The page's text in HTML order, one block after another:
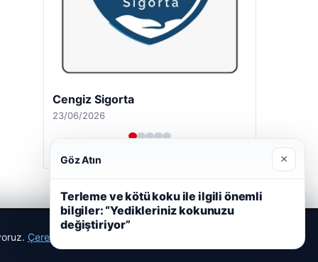
Cengiz Sigorta
23/06/2026
Çerez Politikamız
Göz Atın ×
Terleme ve kötü koku ile ilgili önemli
bilgiler: “Yedikleriniz kokunuzu
değiştiriyor”